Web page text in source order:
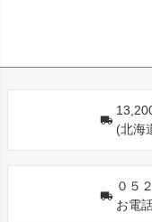
(北海
０５
お電